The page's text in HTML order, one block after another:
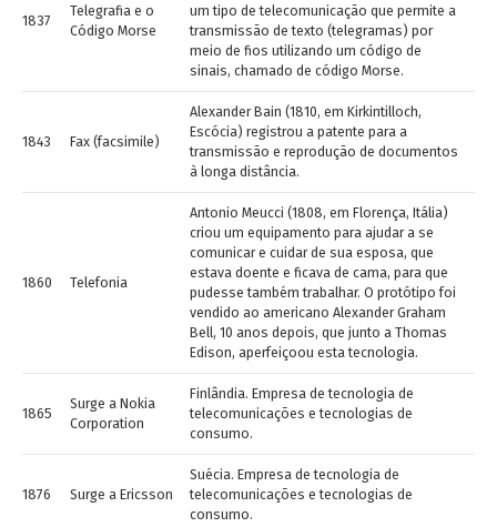
1837
Telegrafia e o
Código Morse
um tipo de telecomunicação que permite a
transmissão de texto (telegramas) por
meio de fios utilizando um código de
sinais, chamado de código Morse.
1843 Fax (facsimile)
Alexander Bain (1810, em Kirkintilloch,
Escócia) registrou a patente para a
transmissão e reprodução de documentos
à longa distância.
1860 Telefonia
Antonio Meucci (1808, em Florença, Itália)
criou um equipamento para ajudar a se
comunicar e cuidar de sua esposa, que
estava doente e ficava de cama, para que
pudesse também trabalhar. O protótipo foi
vendido ao americano Alexander Graham
Bell, 10 anos depois, que junto a Thomas
Edison, aperfeiçoou esta tecnologia.
1865
Surge a Nokia
Corporation
Finlândia. Empresa de tecnologia de
telecomunicações e tecnologias de
consumo.
1876 Surge a Ericsson
Suécia. Empresa de tecnologia de
telecomunicações e tecnologias de
consumo.